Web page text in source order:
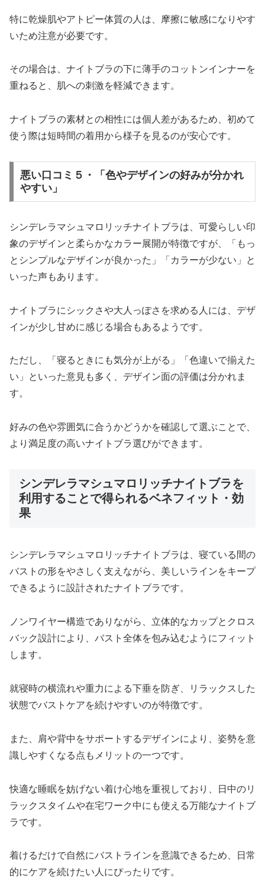
特に乾燥肌やアトピー体質の人は、摩擦に敏感になりやす
いため注意が必要です。
その場合は、ナイトブラの下に薄手のコットンインナーを
重ねると、肌への刺激を軽減できます。
ナイトブラの素材との相性には個人差があるため、初めて
使う際は短時間の着用から様子を見るのが安心です。
悪い口コミ５・「色やデザインの好みが分かれ
やすい」
シンデレラマシュマロリッチナイトブラは、可愛らしい印
象のデザインと柔らかなカラー展開が特徴ですが、「もっ
とシンプルなデザインが良かった」「カラーが少ない」と
いった声もあります。
ナイトブラにシックさや大人っぽさを求める人には、デザ
インが少し甘めに感じる場合もあるようです。
ただし、「寝るときにも気分が上がる」「色違いで揃えた
い」といった意見も多く、デザイン面の評価は分かれま
す。
好みの色や雰囲気に合うかどうかを確認して選ぶことで、
より満足度の高いナイトブラ選びができます。
シンデレラマシュマロリッチナイトブラを
利用することで得られるベネフィット・効
果
シンデレラマシュマロリッチナイトブラは、寝ている間の
バストの形をやさしく支えながら、美しいラインをキープ
できるように設計されたナイトブラです。
ノンワイヤー構造でありながら、立体的なカップとクロス
バック設計により、バスト全体を包み込むようにフィット
します。
就寝時の横流れや重力による下垂を防ぎ、リラックスした
状態でバストケアを続けやすいのが特徴です。
また、肩や背中をサポートするデザインにより、姿勢を意
識しやすくなる点もメリットの一つです。
快適な睡眠を妨げない着け心地を重視しており、日中のリ
ラックスタイムや在宅ワーク中にも使える万能なナイトブ
ラです。
着けるだけで自然にバストラインを意識できるため、日常
的にケアを続けたい人にぴったりです。